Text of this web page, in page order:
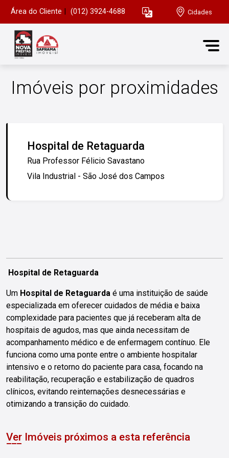
Área do Cliente (012) 3924-4688 Cidades
Imóveis por proximidades
Hospital de Retaguarda
Rua Professor Félicio Savastano
Vila Industrial - São José dos Campos
Hospital de Retaguarda
Um Hospital de Retaguarda é uma instituição de saúde
especializada em oferecer cuidados de média e baixa
complexidade para pacientes que já receberam alta de
hospitais de agudos, mas que ainda necessitam de
acompanhamento médico e de enfermagem contínuo. Ele
funciona como uma ponte entre o ambiente hospitalar
intensivo e o retorno do paciente para casa, focando na
reabilitação, recuperação e estabilização de quadros
clínicos, evitando reinternações desnecessárias e
otimizando a transição do cuidado.
Ver Imóveis próximos a esta referência